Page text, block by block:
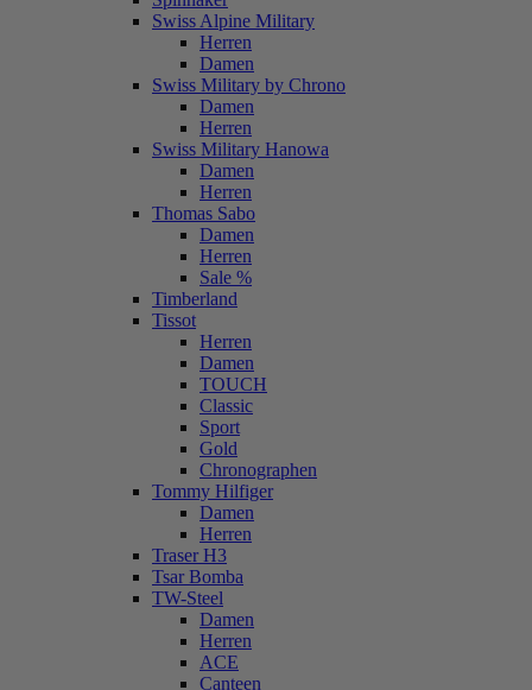
Swiss Alpine Military
Herren
Damen
Swiss Military by Chrono
Damen
Herren
Swiss Military Hanowa
Damen
Herren
Thomas Sabo
Damen
Herren
Sale %
Timberland
Tissot
Herren
Damen
TOUCH
Classic
Sport
Gold
Chronographen
Tommy Hilfiger
Damen
Herren
Traser H3
Tsar Bomba
TW-Steel
Damen
Herren
ACE
Canteen